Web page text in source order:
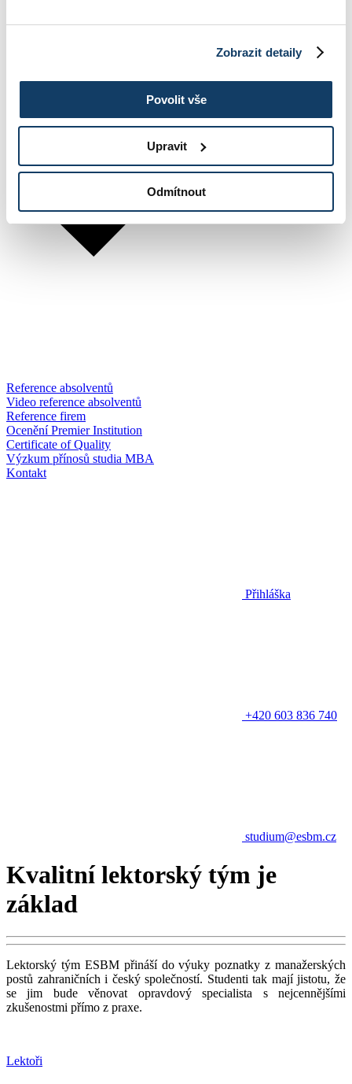
Zobrazit detaily
Povolit vše
Upravit
Odmítnout
Reference absolventů
Video reference absolventů
Reference firem
Ocenění Premier Institution
Certificate of Quality
Výzkum přínosů studia MBA
Kontakt
Přihláška
+420 603 836 740
studium@esbm.cz
Kvalitní lektorský tým je
základ
Lektorský tým ESBM přináší do výuky poznatky z manažerských
postů zahraničních i český společností. Studenti tak mají jistotu, že
se jim bude věnovat opravdový specialista s nejcennějšími
zkušenostmi přímo z praxe.
Lektoři